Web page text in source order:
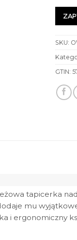
SKU:
GTIN:
tapicerka
mu
i ergonomiczny